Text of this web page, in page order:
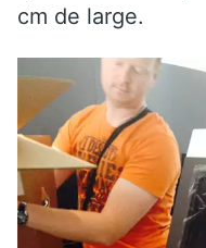
cm de large.